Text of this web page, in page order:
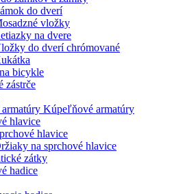
do dverí
vložky
na dvere
do dverí chrómované
bicykle
zástrče
Kúpeľňové armatúry
hlavice
hlavice
na sprchové hlavice
zátky
hadice